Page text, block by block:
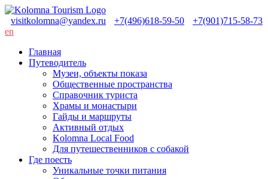
visitkolomna@yandex.ru +7(496)618-59-50
+7(901)715-58-73
en
Главная
Путеводитель
Музеи, объекты показа
Общественные пространства
Справочник туриста
Храмы и монастыри
Гайды и маршруты
Активный отдых
Kolomna Local Food
Для путешественников с собакой
Где поесть
Уникальные точки питания